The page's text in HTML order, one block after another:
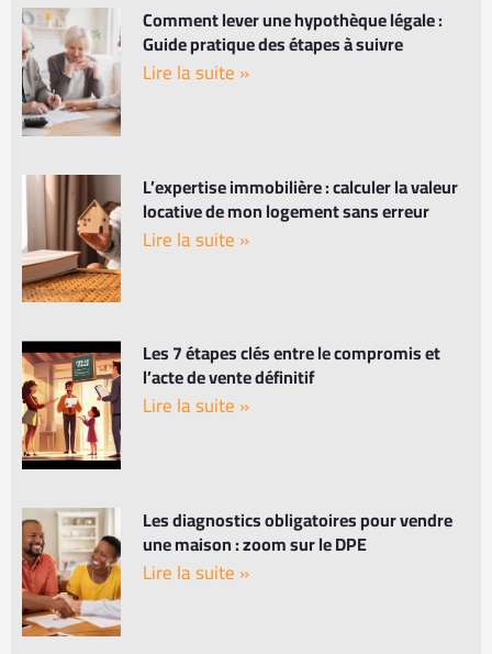
Comment lever une hypothèque légale :
Guide pratique des étapes à suivre
Lire la suite »
L’expertise immobilière : calculer la valeur
locative de mon logement sans erreur
Lire la suite »
Les 7 étapes clés entre le compromis et
l’acte de vente définitif
Lire la suite »
Les diagnostics obligatoires pour vendre
une maison : zoom sur le DPE
Lire la suite »